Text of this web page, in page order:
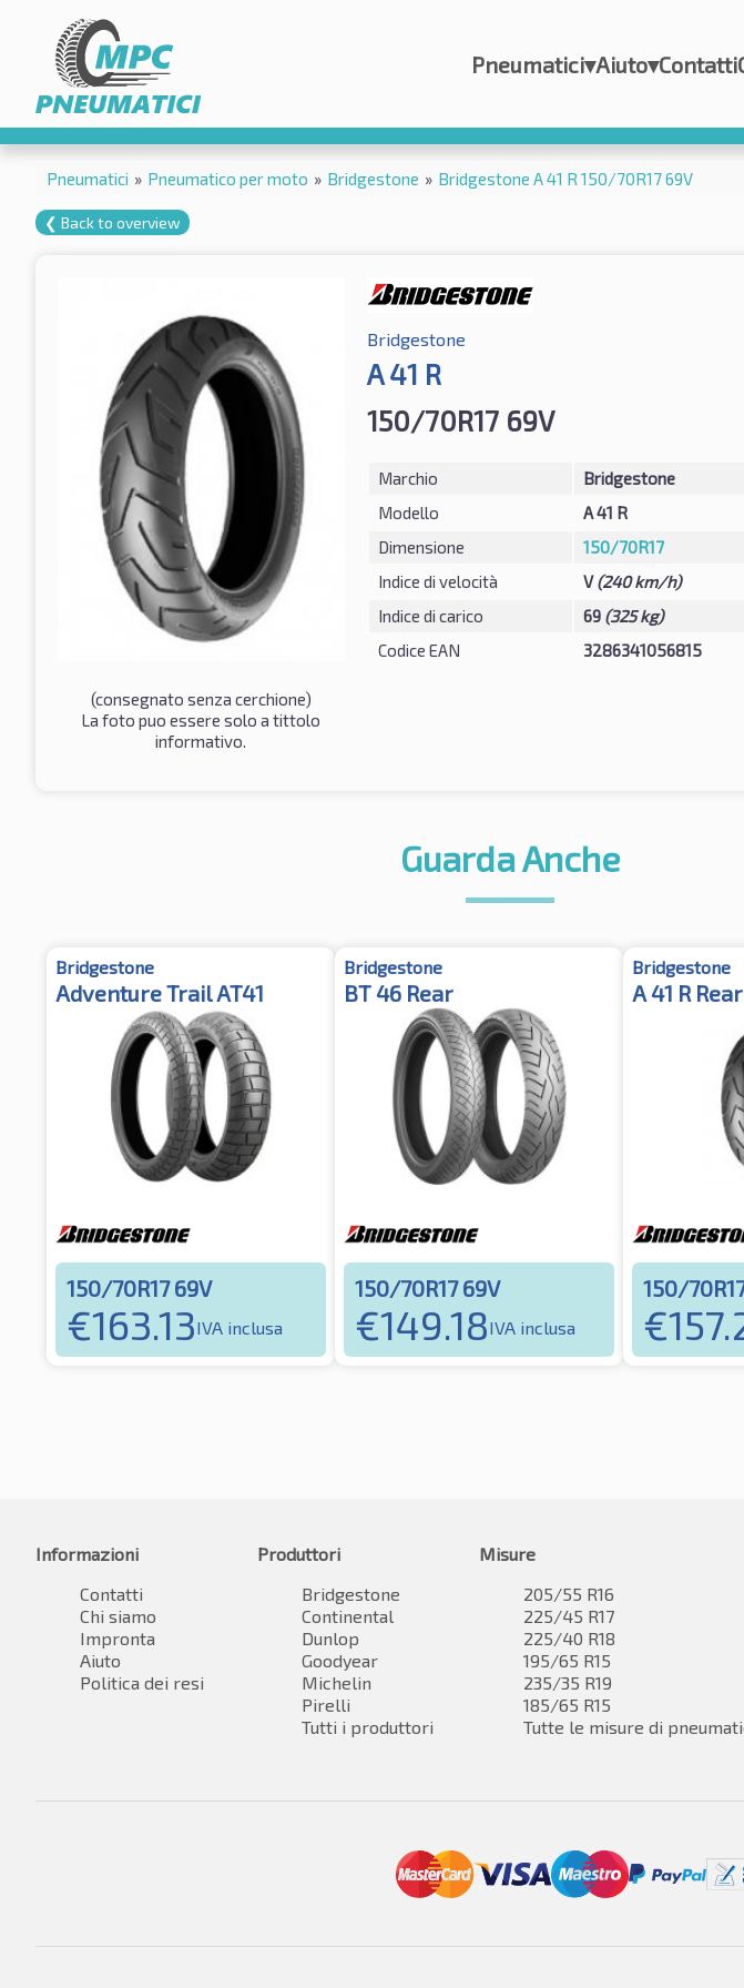
Pneumatici▾Aiuto▾Contatti
Pneumatici » Pneumatico per moto » Bridgestone » Bridgestone A 41 R 150/70R17 69V
❮ Back to overview
(consegnato senza cerchione)
La foto puo essere solo a tittolo
informativo.
Bridgestone
A 41 R
150/70R17 69V
Marchio
Bridgestone
Modello
A 41 R
Dimensione
150/70R17
Indice di velocità
V(240 km/h)
Indice di carico
69 (325 kg)
Codice EAN
3286341056815
Guarda Anche
Bridgestone
Adventure Trail AT41
150/70R17 69V
€163.13IVA inclusa
Bridgestone
BT 46 Rear
150/70R17 69V
€149.18IVA inclusa
Bridgestone
A 41 R Rear
150/
€
Informazioni
Contatti
Chi siamo
Impronta
Aiuto
Politica dei resi
Produttori
Bridgestone
Continental
Dunlop
Goodyear
Michelin
Pirelli
Tutti i produttori
Misure
205/55 R16
225/45 R17
225/40 R18
195/65 R15
235/35 R19
185/65 R15
Tutte le misure di